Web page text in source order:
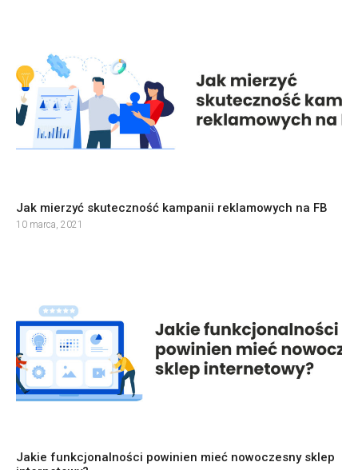
Jak mierzyć skuteczność kampanii reklamowych na FB
10 marca, 2021
Jakie funkcjonalności powinien mieć nowoczesny sklep